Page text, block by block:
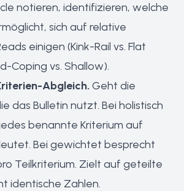
notieren, identifizieren, welche
sich auf relative
einigen (Kink-Rail vs. Flat
Coping vs. Shallow).
Abgleich. Geht die
das Bulletin nutzt. Bei holistisch
benannte Kriterium auf
Bei gewichtet besprecht
Teilkriterium. Zielt auf geteilte
identische Zahlen.